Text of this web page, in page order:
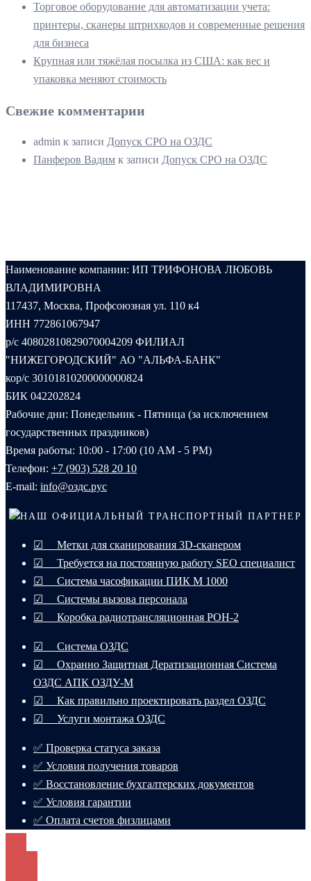
Торговое оборудование для автоматизации учета:
принтеры, сканеры штрихкодов и современные решения
для бизнеса
Крупная или тяжёлая посылка из США: как вес и
упаковка меняют стоимость
Свежие комментарии
admin к записи Допуск СРО на ОЗДС
Панферов Вадим к записи Допуск СРО на ОЗДС
Наименование компании: ИП ТРИФОНОВА ЛЮБОВЬ
ВЛАДИМИРОВНА
117437, Москва, Профсоюзная ул. 110 к4
ИНН 772861067947
р/с 40802810829070004209 ФИЛИАЛ
"НИЖЕГОРОДСКИЙ" АО "АЛЬФА-БАНК"
кор/с 30101810200000000824
БИК 042202824
Рабочие дни: Понедельник - Пятница (за исключением
государственных праздников)
Время работы: 10:00 - 17:00 (10 AM - 5 PM)
Телефон: +7 (903) 528 20 10‬
E-mail: info@оздс.рус
НАШ ОФИЦИАЛЬНЫЙ ТРАНСПОРТНЫЙ ПАРТНЕР
☑ Метки для сканирования 3D-сканером
☑ Требуется на постоянную работу SEO специалист
☑ Система часофикации ПИК М 1000
☑ Системы вызова персонала
☑ Коробка радиотрансляционная РОН-2
☑ Система ОЗДС
☑ Охранно Защитная Дератизационная Система
ОЗДС АПК ОЗДУ-М
☑ Как правильно проектировать раздел ОЗДС
☑ Услуги монтажа ОЗДС
✅ Проверка статуса заказа
✅ Условия получения товаров
✅ Восстановление бухгалтерских документов
✅ Условия гарантии
✅ Оплата счетов физлицами